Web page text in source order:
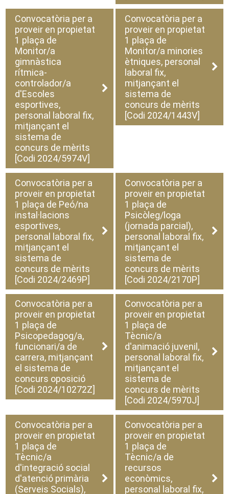
Convocatòria per a
proveir en propietat
1 plaça de
Monitor/a
gimnàstica
rítmica-
controlador/a
d'Escoles
esportives,
personal laboral fix,
mitjançant el
sistema de
concurs de mèrits
[Codi 2024/5974V]
Convocatòria per a
proveir en propietat
1 plaça de
Monitor/a minories
ètniques, personal
laboral fix,
mitjançant el
sistema de
concurs de mèrits
[Codi 2024/1443V]
Convocatòria per a
proveir en propietat
1 plaça de Peó/na
instal·lacions
esportives,
personal laboral fix,
mitjançant el
sistema de
concurs de mèrits
[Codi 2024/2469P]
Convocatòria per a
proveir en propietat
1 plaça de
Psicòleg/loga
(jornada parcial),
personal laboral fix,
mitjançant el
sistema de
concurs de mèrits
[Codi 2024/2170P]
Convocatòria per a
proveir en propietat
1 plaça de
Psicopedagog/a,
funcionari/a de
carrera, mitjançant
el sistema de
concurs oposició
[Codi 2024/10272Z]
Convocatòria per a
proveir en propietat
1 plaça de
Tècnic/a
d'animació juvenil,
personal laboral fix,
mitjançant el
sistema de
concurs de mèrits
[Codi 2024/5970J]
Convocatòria per a
proveir en propietat
1 plaça de
Tècnic/a
d'integració social
d'atenció primària
(Serveis Socials),
Convocatòria per a
proveir en propietat
1 plaça de
Tècnic/a de
recursos
econòmics,
personal laboral fix,